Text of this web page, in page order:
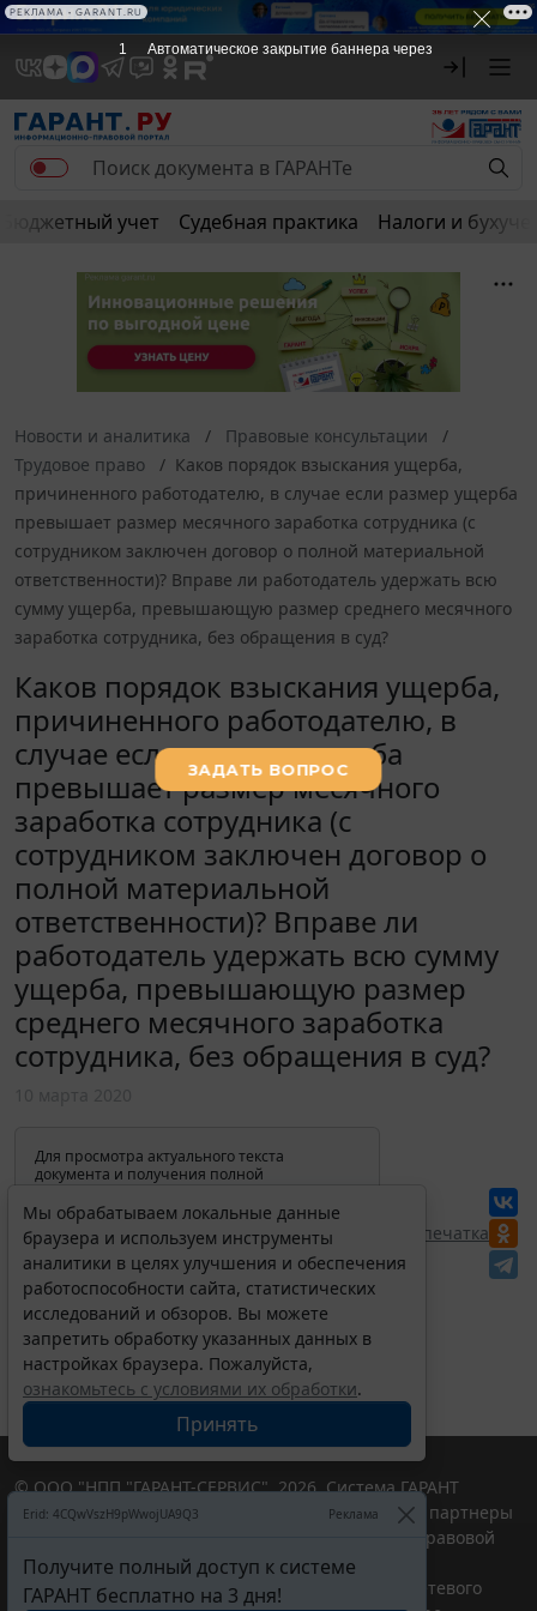
Бюджетный учет Судебная практика Налоги и
Новости и аналитика
Правовые консультации
Трудовое право
Каков порядок взыскания ущерба,
причиненного работодателю, в случае если размер ущерба
превышает размер месячного заработка сотрудника (с
сотрудником заключен договор о полной материальной
ответственности)? Вправе ли работодатель удержать всю
сумму ущерба, превышающую размер среднего месячного
заработка сотрудника, без обращения в суд?
Каков порядок взыскания ущерба,
причиненного работодателю, в
случае если размер ущерба
превышает размер месячного
заработка сотрудника (с
сотрудником заключен договор о
полной материальной
ответственности)? Вправе ли
работодатель удержать всю сумму
ущерба, превышающую размер
среднего месячного заработка
сотрудника, без обращения в суд?
Для просмотра актуального текста
документа и получения полной
изменениях и порядке применения
документа, воспользуйтесь поиском в
Интернет-версии системы ГАРАНТ:
Перепечатка
Мы обрабатываем локальные данные
браузера и используем инструменты
аналитики в целях улучшения и обеспечения
работоспособности сайта, статистических
исследований и обзоров. Вы можете
запретить обработку указанных данных в
настройках браузера. Пожалуйста,
ознакомьтесь с условиями их обработки.
Принять
Erid: 4CQwVszH9pWwojUA9Q3 Реклама
Получите полный доступ к системе
ГАРАНТ бесплатно на 3 дня!
© ООО "НПП "ГАРАНТ-СЕРВИС", 2026. Система ГАРАНТ
выпускается с 1990 года. Компания "Гарант" и ее партнеры
являются участниками Российской ассоциации правовой
информации ГАРАНТ.
Портал ГАРАНТ.РУ зарегистрирован в качестве сетевого
1 Автоматическое закрытие баннера через
РЕКЛАМА • GARANT.RU